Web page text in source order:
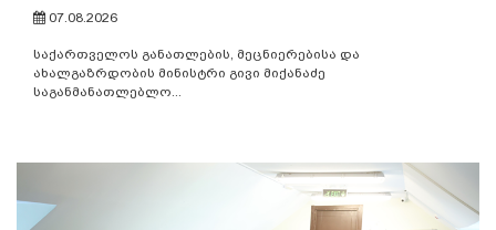
07.08.2026
საქართველოს განათლების, მეცნიერებისა და
ახალგაზრდობის მინისტრი გივი მიქანაძე
საგანმანათლებლო...